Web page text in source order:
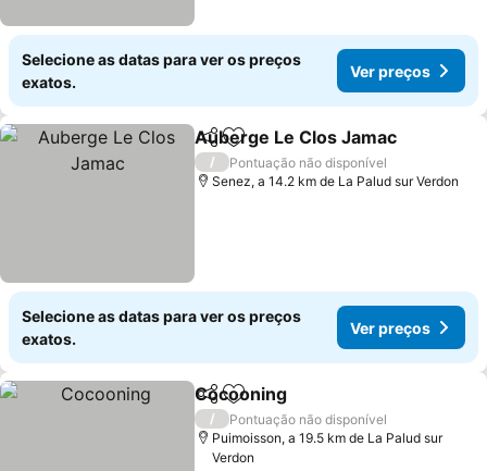
Selecione as datas para ver os preços
exatos.
Ver preços
PartilharAdicionar aos favoritos
Auberge Le Clos Jamac
/
Pontuação não disponível
Senez, a 14.2 km de La Palud sur Verdon
Selecione as datas para ver os preços
exatos.
Ver preços
PartilharAdicionar aos favoritos
Cocooning
/
Pontuação não disponível
Puimoisson, a 19.5 km de La Palud sur
Verdon